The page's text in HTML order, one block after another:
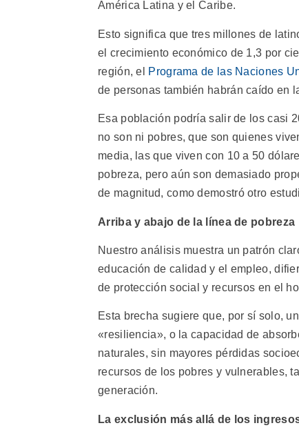
América Latina y el Caribe.
Esto significa que tres millones de
el crecimiento económico de 1,3 por
región, el Programa de las Naciones
de personas también habrán caído en
Esa población podría salir de los casi
no son ni pobres, que son quienes
media, las que viven con 10 a 50
pobreza, pero aún son demasiado
de magnitud, como demostró otro
Arriba y abajo de la línea de pobreza
Nuestro análisis muestra un patrón
educación de calidad y el empleo,
de protección social y recursos en el
Esta brecha sugiere que, por sí solo,
«resiliencia», o la capacidad de
naturales, sin mayores pérdidas
recursos de los pobres y vulnerables,
generación.
La exclusión más allá de los